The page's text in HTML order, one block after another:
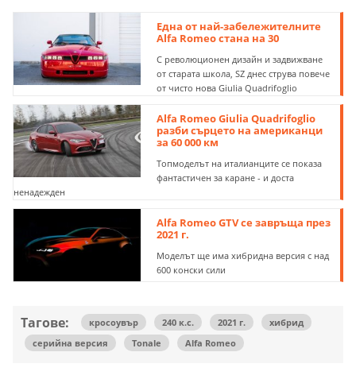
Една от най-забележителните
Alfa Romeo стана на 30
С революционен дизайн и задвижване
от старата школа, SZ днес струва повече
от чисто нова Giulia Quadrifoglio
Alfa Romeo Giulia Quadrifoglio
разби сърцето на американци
за 60 000 км
Топмоделът на италианците се показа
фантастичен за каране - и доста
ненадежден
Alfa Romeo GTV се завръща през
2021 г.
Моделът ще има хибридна версия с над
600 конски сили
Тагове: кросоувър 240 к.с. 2021 г.
хибрид
серийна версия
Tonale Alfa Romeo